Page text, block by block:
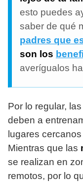
esto puedes
saber de qué
padres que
son los
averígualos
Por lo regular, las
deben a
lugares
Mientras que las
se realizan en
remotos, por lo